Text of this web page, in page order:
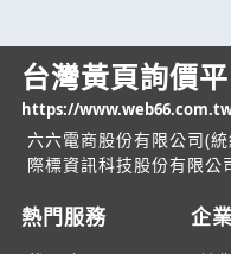
台灣黃頁詢價
https://
六六電商股份有限公司(
際標資訊科技股份有限
熱門服務 企